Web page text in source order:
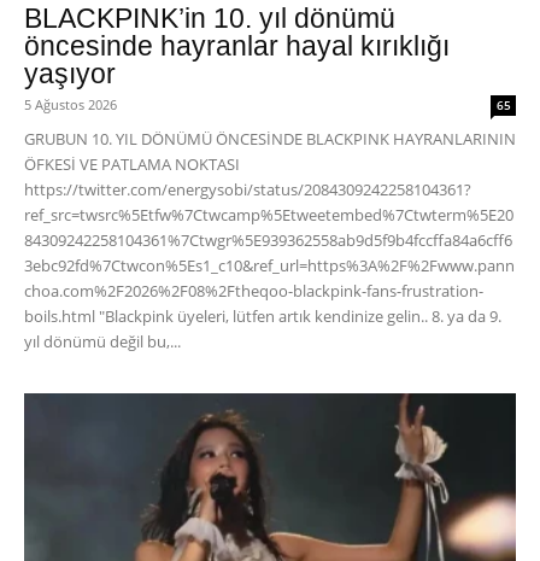
BLACKPINK’in 10. yıl dönümü
öncesinde hayranlar hayal kırıklığı
yaşıyor
5 Ağustos 2026 65
GRUBUN 10. YIL DÖNÜMÜ ÖNCESİNDE BLACKPINK HAYRANLARININ
ÖFKESİ VE PATLAMA NOKTASI
https://twitter.com/energysobi/status/2084309242258104361?
ref_src=twsrc%5Etfw%7Ctwcamp%5Etweetembed%7Ctwterm%5E20
84309242258104361%7Ctwgr%5E939362558ab9d5f9b4fccffa84a6cff6
3ebc92fd%7Ctwcon%5Es1_c10&ref_url=https%3A%2F%2Fwww.pann
choa.com%2F2026%2F08%2Ftheqoo-blackpink-fans-frustration-
boils.html "Blackpink üyeleri, lütfen artık kendinize gelin.. 8. ya da 9.
yıl dönümü değil bu,...